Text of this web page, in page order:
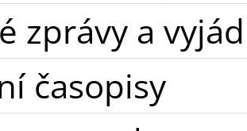
zprávy a
časopisy